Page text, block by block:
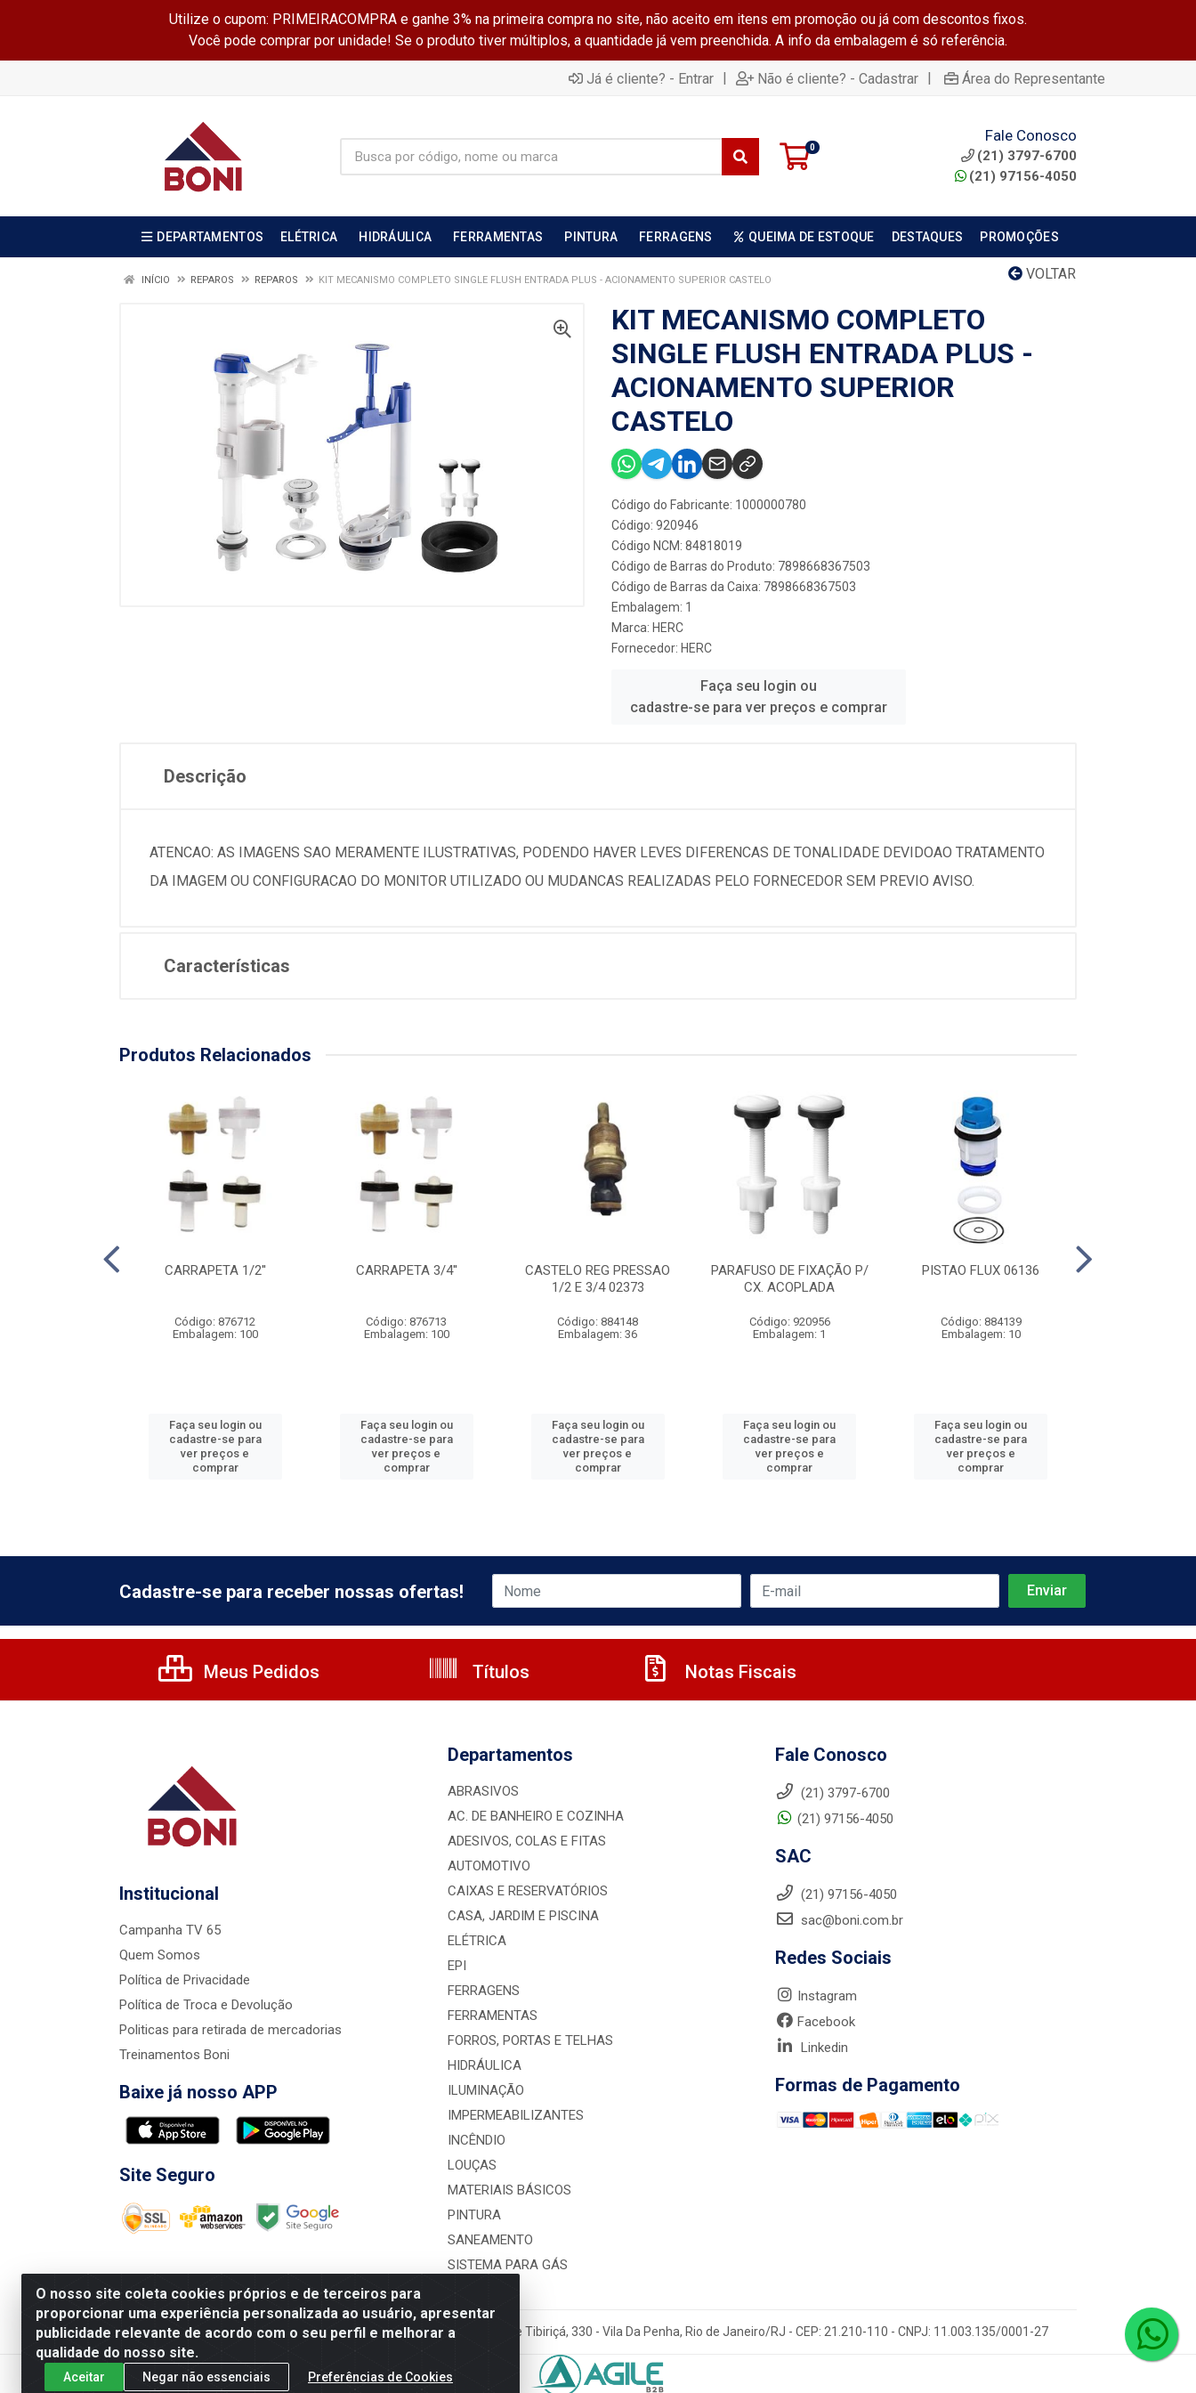
Utilize o cupom: PRIMEIRACOMPRA e ganhe 3% na primeira compra no site, não aceito em itens em promoção ou já com descontos fixos.
Você pode comprar por unidade! Se o produto tiver múltiplos, a quantidade já vem preenchida. A info da embalagem é só referência.
Já é cliente? - Entrar | Não é cliente? - Cadastrar | Área do Representante
0
Fale Conosco
(21) 3797-6700
(21) 97156-4050
DEPARTAMENTOS ELÉTRICA HIDRÁULICA FERRAMENTAS PINTURA FERRAGENS QUEIMA DE ESTOQUE DESTAQUES PROMOÇÕES
VOLTAR
INÍCIO REPAROS REPAROS KIT MECANISMO COMPLETO SINGLE FLUSH ENTRADA PLUS - ACIONAMENTO SUPERIOR CASTELO
KIT MECANISMO COMPLETO
SINGLE FLUSH ENTRADA PLUS -
ACIONAMENTO SUPERIOR
CASTELO
Código do Fabricante: 1000000780
Código: 920946
Código NCM: 84818019
Código de Barras do Produto: 7898668367503
Código de Barras da Caixa: 7898668367503
Embalagem: 1
Marca: HERC
Fornecedor: HERC
Faça seu login ou
cadastre-se para ver preços e comprar
Descrição
ATENCAO: AS IMAGENS SAO MERAMENTE ILUSTRATIVAS, PODENDO HAVER LEVES DIFERENCAS DE TONALIDADE DEVIDOAO TRATAMENTO
DA IMAGEM OU CONFIGURACAO DO MONITOR UTILIZADO OU MUDANCAS REALIZADAS PELO FORNECEDOR SEM PREVIO AVISO.
Características
Produtos Relacionados
CARRAPETA 1/2''
Código: 876712
Embalagem: 100
Faça seu login ou
cadastre-se para
ver preços e
comprar
CARRAPETA 3/4''
Código: 876713
Embalagem: 100
Faça seu login ou
cadastre-se para
ver preços e
comprar
CASTELO REG PRESSAO
1/2 E 3/4 02373
Código: 884148
Embalagem: 36
Faça seu login ou
cadastre-se para
ver preços e
comprar
PARAFUSO DE FIXAÇÃO P/
CX. ACOPLADA
Código: 920956
Embalagem: 1
Faça seu login ou
cadastre-se para
ver preços e
comprar
PISTAO FLUX 06136
Código: 884139
Embalagem: 10
Faça seu login ou
cadastre-se para
ver preços e
comprar
O nosso site coleta cookies próprios e de terceiros para
proporcionar uma experiência personalizada ao usuário, apresentar
publicidade relevante de acordo com o seu perfil e melhorar a
qualidade do nosso site.
Aceitar Negar não essenciais Preferências de Cookies
Cadastre-se para receber nossas ofertas!
Meus Pedidos Títulos Notas Fiscais
Institucional
Campanha TV 65
Quem Somos
Política de Privacidade
Política de Troca e Devolução
Politicas para retirada de mercadorias
Treinamentos Boni
Baixe já nosso APP
Site Seguro
Departamentos
ABRASIVOS
AC. DE BANHEIRO E COZINHA
ADESIVOS, COLAS E FITAS
AUTOMOTIVO
CAIXAS E RESERVATÓRIOS
CASA, JARDIM E PISCINA
ELÉTRICA
EPI
FERRAGENS
FERRAMENTAS
FORROS, PORTAS E TELHAS
HIDRÁULICA
ILUMINAÇÃO
IMPERMEABILIZANTES
INCÊNDIO
LOUÇAS
MATERIAIS BÁSICOS
PINTURA
SANEAMENTO
SISTEMA PARA GÁS
Fale Conosco
(21) 3797-6700
(21) 97156-4050
SAC
(21) 97156-4050
sac@boni.com.br
Redes Sociais
Instagram
Facebook
Linkedin
Formas de Pagamento
Nova Boni Distribuidora de Material de Construção LTDA - Rua Alice Tibiriçá, 330 - Vila Da Penha, Rio de Janeiro/RJ - CEP: 21.210-110 - CNPJ: 11.003.135/0001-27